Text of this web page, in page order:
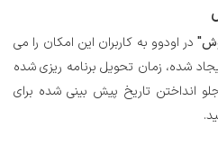
در اودوو به کاربران این امکان را می
شده، زمان تحویل برنامه ریزی شده
جلو انداختن تاریخ پیش بینی شده برای